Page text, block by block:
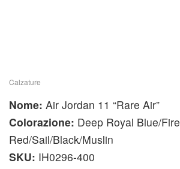
Calzature
Nome: Air Jordan 11 “Rare Air”
Colorazione: Deep Royal Blue/Fire
Red/Sail/Black/Muslin
SKU: IH0296-400